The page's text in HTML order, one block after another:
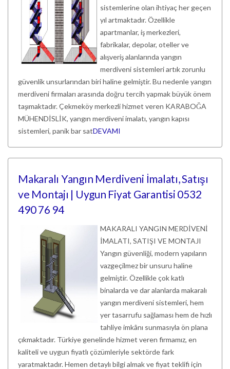
sistemlerine olan ihtiyaç her geçen
yıl artmaktadır. Özellikle
apartmanlar, iş merkezleri,
fabrikalar, depolar, oteller ve
alışveriş alanlarında yangın
merdiveni sistemleri artık zorunlu
güvenlik unsurlarından biri haline gelmiştir. Bu nedenle yangın
merdiveni firmaları arasında doğru tercih yapmak büyük önem
taşımaktadır. Çekmeköy merkezli hizmet veren KARABOĞA
MÜHENDİSLİK, yangın merdiveni imalatı, yangın kapısı
sistemleri, panik bar satDEVAMI
Makaralı Yangın Merdiveni İmalatı, Satışı
ve Montajı | Uygun Fiyat Garantisi 0532
490 76 94
MAKARALI YANGIN MERDİVENİ
İMALATI, SATIŞI VE MONTAJI
Yangın güvenliği, modern yapıların
vazgeçilmez bir unsuru haline
gelmiştir. Özellikle çok katlı
binalarda ve dar alanlarda makaralı
yangın merdiveni sistemleri, hem
yer tasarrufu sağlaması hem de hızlı
tahliye imkânı sunmasıyla ön plana
çıkmaktadır. Türkiye genelinde hizmet veren firmamız, en
kaliteli ve uygun fiyatlı çözümleriyle sektörde fark
yaratmaktadır. Hemen detaylı bilgi almak ve fiyat teklifi için